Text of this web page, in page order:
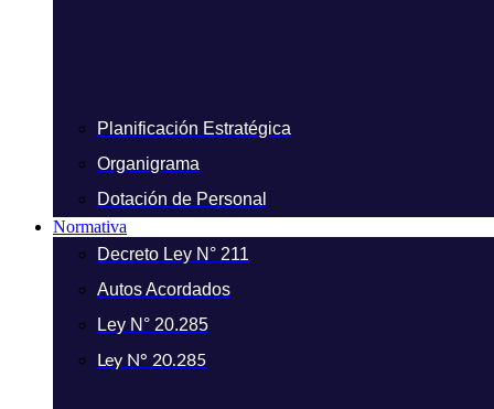
Planificación Estratégica
Organigrama
Dotación de Personal
Normativa
Decreto Ley N° 211
Autos Acordados
Ley N° 20.285
Ley N° 20.285